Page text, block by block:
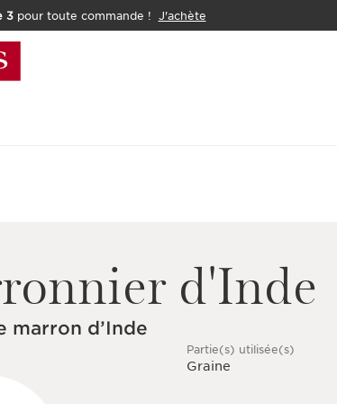
3pour toute commande ! J'achète
d'Inde
marron d’Inde
Partie(s) utilisée(s)
Graine